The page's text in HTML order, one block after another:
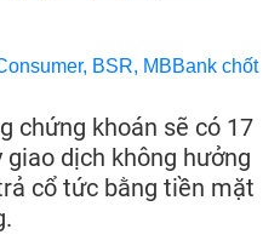
chứng khoán sẽ có 17
dịch không hưởng
cổ tức bằng tiền mặt